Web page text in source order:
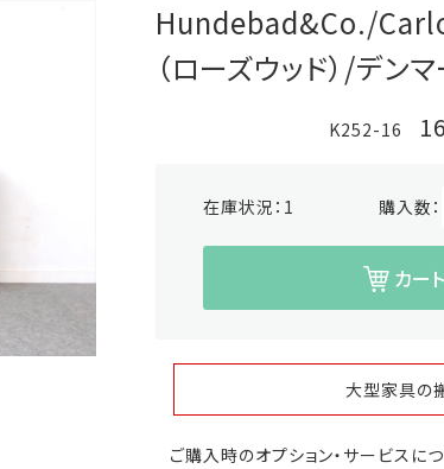
Hundebad&Co./
（ローズウッド）/デ
K252-16
在庫状況： 1 購入数：
カー
大型家具の
ご購入時のオプション・サービスに